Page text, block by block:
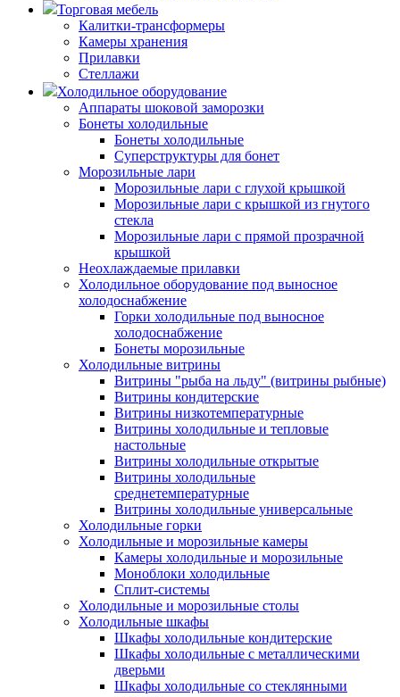
Торговая мебель
Калитки-трансформеры
Камеры хранения
Прилавки
Стеллажи
Холодильное оборудование
Аппараты шоковой заморозки
Бонеты холодильные
Бонеты холодильные
Суперструктуры для бонет
Морозильные лари
Морозильные лари с глухой крышкой
Морозильные лари с крышкой из гнутого
стекла
Морозильные лари с прямой прозрачной
крышкой
Неохлаждаемые прилавки
Холодильное оборудование под выносное
холодоснабжение
Горки холодильные под выносное
холодоснабжение
Бонеты морозильные
Холодильные витрины
Витрины "рыба на льду" (витрины рыбные)
Витрины кондитерские
Витрины низкотемпературные
Витрины холодильные и тепловые
настольные
Витрины холодильные открытые
Витрины холодильные
среднетемпературные
Витрины холодильные универсальные
Холодильные горки
Холодильные и морозильные камеры
Камеры холодильные и морозильные
Моноблоки холодильные
Сплит-системы
Холодильные и морозильные столы
Холодильные шкафы
Шкафы холодильные кондитерские
Шкафы холодильные с металлическими
дверьми
Шкафы холодильные со стеклянными